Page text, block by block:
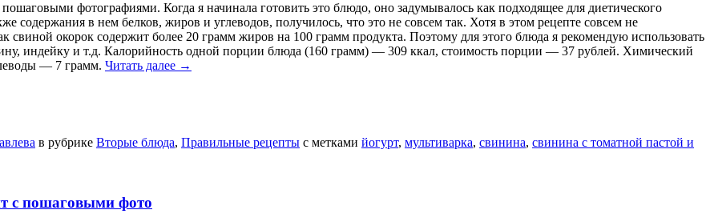
фотографиями. Когда я начинала готовить это блюдо, оно задумывалось как подходящее для диетического
содержания в нем белков, жиров и углеводов, получилось, что это не совсем так. Хотя в этом рецепте совсем не
свиной окорок содержит более 20 грамм жиров на 100 грамм продукта. Поэтому для этого блюда я рекомендую использовать
индейку и т.д. Калорийность одной порции блюда (160 грамм) — 309 ккал, стоимость порции — 37 рублей. Химический
— 7 грамм. Читать далее →
в рубрике Вторые блюда, Правильные рецепты с метками йогурт, мультиварка, свинина, свинина с томатной пастой и
с пошаговыми фото